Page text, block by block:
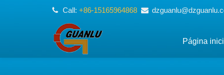
Call: +86-15165964868
Página